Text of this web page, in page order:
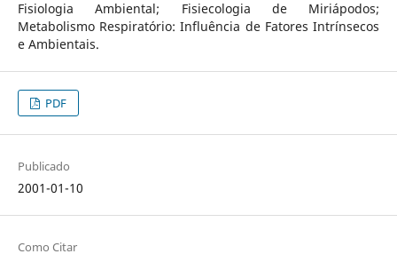
Fisiologia Ambiental; Fisiecologia de Miriápodos;
Metabolismo Respiratório: Influência de Fatores Intrínsecos
e Ambientais.
PDF
Publicado
2001-01-10
Como Citar